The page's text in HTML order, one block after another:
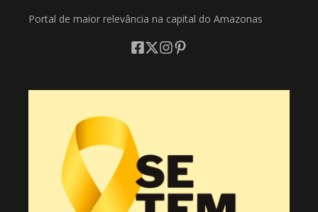
Portal de maior relevância na capital do Amazonas